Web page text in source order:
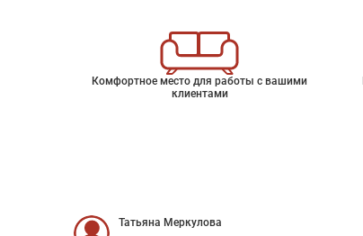
Комфортное место для работы с вашими
клиентами
Татьяна Меркулова